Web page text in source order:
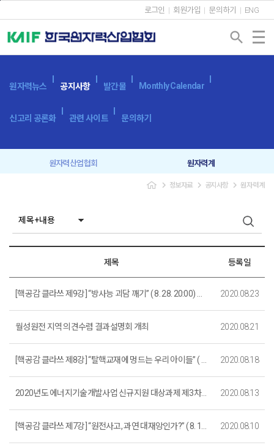
로그인 회원가입 문의하기 ENG
search
원자력뉴스 공지사항 발간물 Monthly Calendar
신고리 공론화 관련 사이트 문의하기
원자력산업협회 원자력계
navigate_next 정보자료 navigate_next 공지사항 navigate_next 원자력계
제목 등록일
[핵공감 클라쓰 제9강] “방사능 괴담 깨기” ( 8. 28. 20:00) 온라인 강의 참여 안내 2020.08.23
월성원전 지역 의견수렴 결과설명회 개최 2020.08.21
[핵공감 클라쓰 제8강] “탈핵교재에 멍드는 우리 아이들” ( 8. 21. 20:00) 온라인 강의 참여 안내 2020.08.18
2020년도 에너지기술개발사업 신규지원 대상과제 제3차 공고 (원자력핵심기술개발 등) 2020.08.13
[핵공감 클라쓰 제7강] “원전사고, 과연 대재앙인가?” ( 8. 14. 20:00) 온라인 강의 참여 안내 2020.08.10